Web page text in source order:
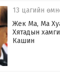
13 цагийн
Жек Ма, Ма
Хятадын
Кашин